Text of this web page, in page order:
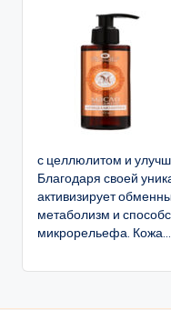
с целлюлитом и
Благодаря своей
активизирует
метаболизм и
микрорельефа. Кожа...